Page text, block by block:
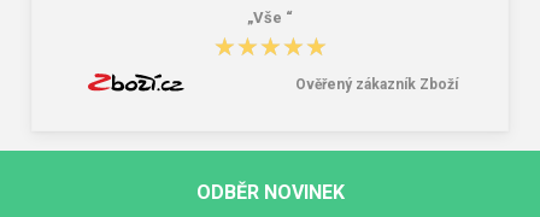
„Vše “
★★★★★
★★★★★
Ověřený zákazník Zboží
ODBĚR NOVINEK